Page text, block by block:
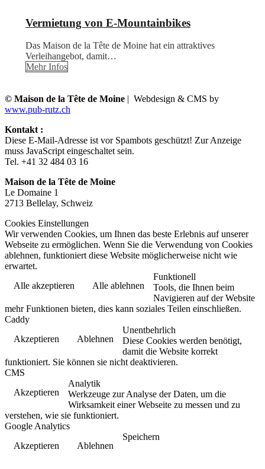
Vermietung von E-Mountainbikes
Das Maison de la Tête de Moine hat ein attraktives
Verleihangebot, damit…
Mehr Infos
© Maison de la Tête de Moine | Webdesign & CMS by
www.pub-rutz.ch
Kontakt :
Diese E-Mail-Adresse ist vor Spambots geschützt! Zur Anzeige
muss JavaScript eingeschaltet sein.
Tel. +41 32 484 03 16
Maison de la Tête de Moine
Le Domaine 1
2713 Bellelay, Schweiz
Cookies Einstellungen
Wir verwenden Cookies, um Ihnen das beste Erlebnis auf unserer
Webseite zu ermöglichen. Wenn Sie die Verwendung von Cookies
ablehnen, funktioniert diese Website möglicherweise nicht wie
erwartet.
Alle akzeptieren
Alle ablehnen
Funktionell
Tools, die Ihnen beim
Navigieren auf der Website
mehr Funktionen bieten, dies kann soziales Teilen einschließen.
Caddy
Akzeptieren
Ablehnen
Unentbehrlich
Diese Cookies werden benötigt,
damit die Website korrekt
funktioniert. Sie können sie nicht deaktivieren.
CMS
Akzeptieren
Analytik
Werkzeuge zur Analyse der Daten, um die
Wirksamkeit einer Webseite zu messen und zu
verstehen, wie sie funktioniert.
Google Analytics
Akzeptieren
Ablehnen
Speichern